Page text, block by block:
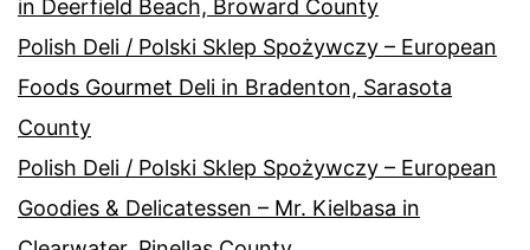
in Deerfield Beach, Broward County
Polish Deli / Polski Sklep Spożywczy – European
Foods Gourmet Deli in Bradenton, Sarasota
County
Polish Deli / Polski Sklep Spożywczy – European
Goodies & Delicatessen – Mr. Kielbasa in